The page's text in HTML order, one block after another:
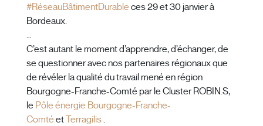
#RéseauBâtimentDurable ces 29 et 30 janvier à
Bordeaux.
…
C’est autant le moment d’apprendre, d’échanger, de
se questionner avec nos partenaires régionaux que
de révéler la qualité du travail mené en région
Bourgogne-Franche-Comté par le Cluster ROBIN.S,
le Pôle énergie Bourgogne-Franche-
Comté etTerragilis.